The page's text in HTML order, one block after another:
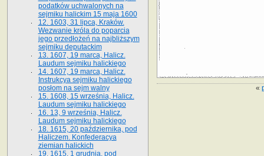
«
podatków uchwalonych na
sejmiku halickim 15 maja 1600
12. 1603, 31 lipca, Kraków.
Wezwanie króla do poparcia
jego przedłożeń na najbliższym
sejmiku deputackim
13. 1607, 19 marca, Halicz.
Laudum sejmiku halickiego
14. 1607, 19 marca, Halicz.
Instrukcya sejmiku halickiego
posłom na sejm walny
15. 1608, 15 września, Halicz.
Laudum sejmiku halickiego
16. 13, 9 września, Halicz.
Laudum sejmiku halickiego
18. 1615, 20 października, pod
Haliczem. Konfederacya
ziemian halickich
19. 1615, 1 grudnia, pod